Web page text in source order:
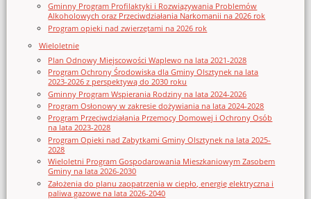
Gminny Program Profilaktyki i Rozwiązywania Problemów
Alkoholowych oraz Przeciwdziałania Narkomanii na 2026 rok
Program opieki nad zwierzętami na 2026 rok
Wieloletnie
Plan Odnowy Miejscowości Waplewo na lata 2021-2028
Program Ochrony Środowiska dla Gminy Olsztynek na lata
2023-2026 z perspektywą do 2030 roku
Gminny Program Wspierania Rodziny na lata 2024-2026
Program Osłonowy w zakresie dożywiania na lata 2024-2028
Program Przeciwdziałania Przemocy Domowej i Ochrony Osób
na lata 2023-2028
Program Opieki nad Zabytkami Gminy Olsztynek na lata 2025-
2028
Wieloletni Program Gospodarowania Mieszkaniowym Zasobem
Gminy na lata 2026-2030
Założenia do planu zaopatrzenia w ciepło, energię elektryczna i
paliwa gazowe na lata 2026-2040